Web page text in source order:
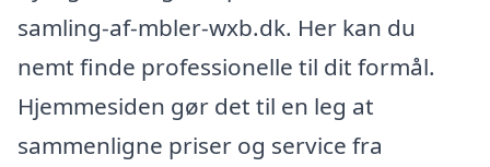
samling-af-mbler-wxb.dk. Her kan du
nemt finde professionelle til dit formål.
Hjemmesiden gør det til en leg at
sammenligne priser og service fra